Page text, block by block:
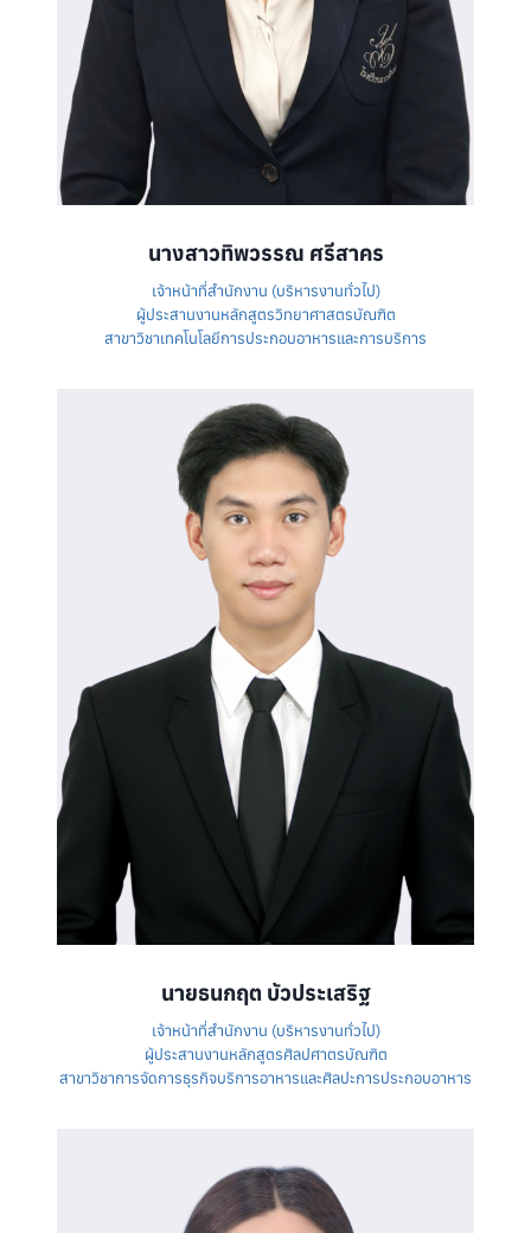
นางสาวทิพวรรณ ศรีสาคร
เจ้าหน้าที่สำนักงาน (บริหารงานทั่วไป)
ผู้ประสานงานหลักสูตรวิทยาศาสตรบัณฑิต
สาขาวิชาเทคโนโลยีการประกอบอาหารและการบริการ
นายธนกฤต บัวประเสริฐ
เจ้าหน้าที่สำนักงาน (บริหารงานทั่วไป)
ผู้ประสานงานหลักสูตรศิลปศาตรบัณฑิต
สาขาวิชาการจัดการธุรกิจบริการอาหารและศิลปะการประกอบอาหาร